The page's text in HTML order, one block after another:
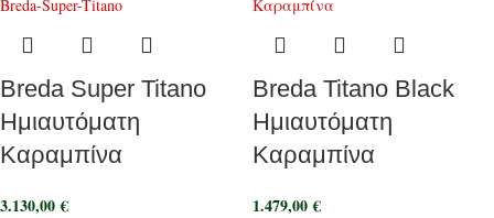
Breda Super Titano
Ημιαυτόματη
Καραμπίνα
3.130,00€
Breda Titano Black
Ημιαυτόματη
Καραμπίνα
1.479,00€